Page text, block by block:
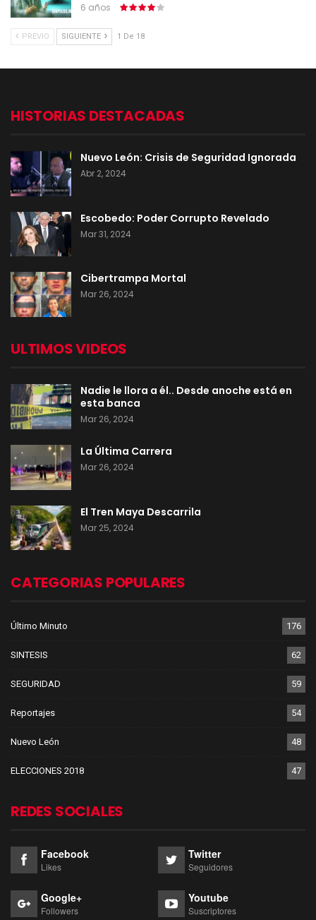
6 años
PREVIO SIGUIENTE 1 De 18
HISTORIAS DESTACADAS
Nuevo León: Crisis de Seguridad Ignorada
Abr 2, 2024
Escobedo: Poder Corrupto Revelado
Mar 31, 2024
Cibertrampa Mortal
Mar 26, 2024
ULTIMOS VIDEOS
Nadie le llora a él.. Desde anoche está en
esta banca
Mar 26, 2024
La Última Carrera
Mar 26, 2024
El Tren Maya Descarrila
Mar 25, 2024
CATEGORIAS POPULARES
Último Minuto 176
SINTESIS 62
SEGURIDAD 59
Reportajes 54
Nuevo León 48
ELECCIONES 2018 47
REDES SOCIALES
Facebook
Likes
Twitter
Seguidores
Google+
Followers
Youtube
Suscriptores